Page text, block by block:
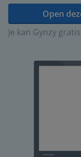
Open
Je kan Gynzy